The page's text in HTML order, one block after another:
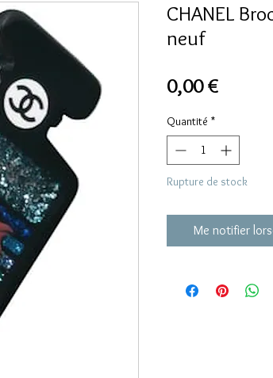
CHANEL
neuf
0,00 €
Quantité *
Rupture de stock
Me notifier